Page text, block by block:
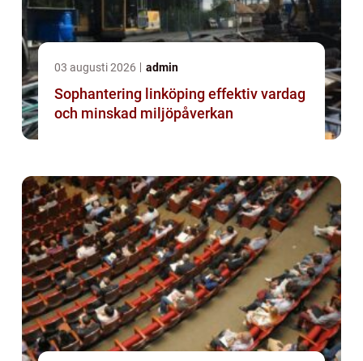
03 augusti 2026 admin
Sophantering linköping effektiv vardag
och minskad miljöpåverkan